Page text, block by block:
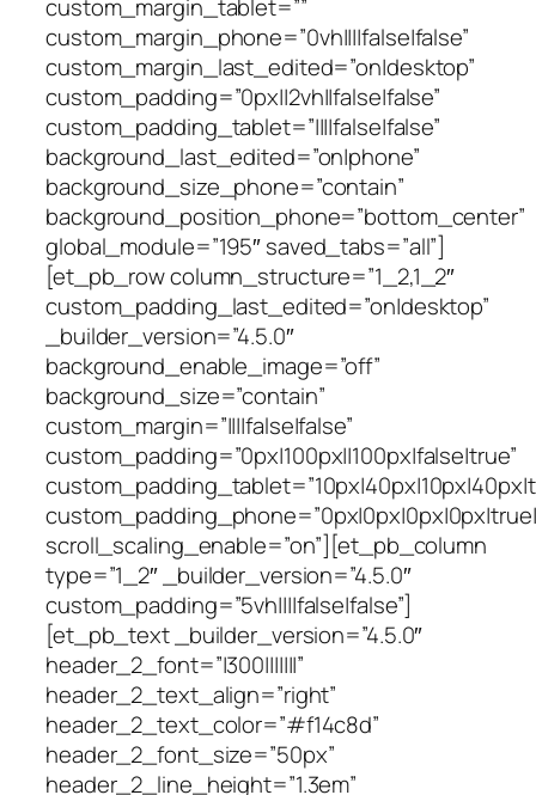
custom_margin_tablet=””
custom_margin_phone=”0vh||||false|false”
custom_margin_last_edited=”on|desktop”
custom_padding=”0px||2vh||false|false”
custom_padding_tablet=”||||false|false”
background_last_edited=”on|phone”
background_size_phone=”contain”
background_position_phone=”bottom_center”
global_module=”195″ saved_tabs=”all”]
[et_pb_row column_structure=”1_2,1_2″
custom_padding_last_edited=”on|desktop”
_builder_version=”4.5.0″
background_enable_image=”off”
background_size=”contain”
custom_margin=”||||false|false”
custom_padding=”0px|100px||100px|false|true”
scroll_scaling_enable=”on”][et_pb_column
type=”1_2″ _builder_version=”4.5.0″
custom_padding=”5vh||||false|false”]
[et_pb_text _builder_version=”4.5.0″
header_2_font=”|300|||||||”
header_2_text_align=”right”
header_2_text_color=”#f14c8d”
header_2_font_size=”50px”
header_2_line_height=”1.3em”